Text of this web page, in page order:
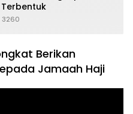
Terbentuk
3260
Berikan
Jamaah Haji